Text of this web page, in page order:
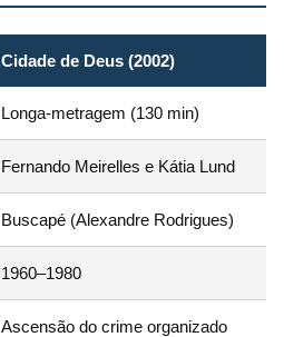
Cidade de Deus (2002)
Longa-metragem (130 min)
Fernando Meirelles e Kátia Lund
Buscapé (Alexandre Rodrigues)
1960–1980
Ascensão do crime organizado